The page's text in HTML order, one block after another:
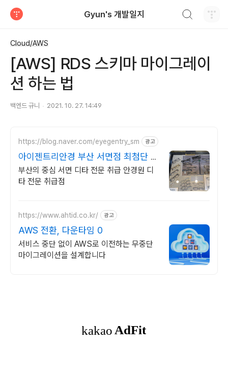
Gyun's 개발일지
Cloud/AWS
[AWS] RDS 스키마 마이그레이
션 하는 법
백엔드 규니 2021. 10. 27. 14:49
https://blog.naver.com/eyegentry_sm 광고
아이젠트리안경 부산 서면점 최첨단 칼
자이스 장비 도입
부산의 중심 서면 디타 전문 취급 안경원 디
타 전문 취급점
https://www.ahtid.co.kr/ 광고
AWS 전환, 다운타임 0
서비스 중단 없이 AWS로 이전하는 무중단
마이그레이션을 설계합니다